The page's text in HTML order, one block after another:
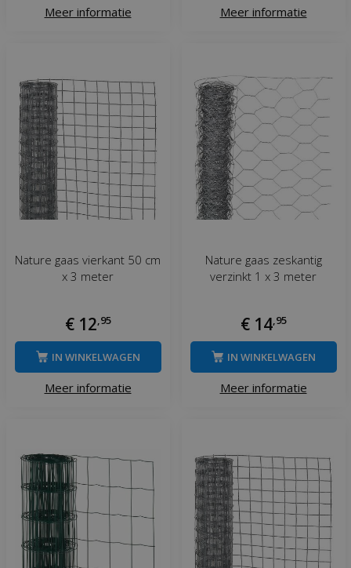
Meer informatie Meer informatie
Nature gaas vierkant 50 cm
x 3 meter
€ 12 95
Meer informatie
IN WINKELWAGEN
Nature gaas zeskantig
verzinkt 1 x 3 meter
€ 14 95
Meer informatie
IN WINKELWAGEN